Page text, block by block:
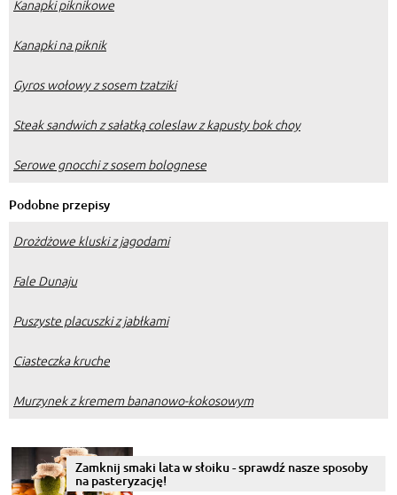
Kanapki piknikowe
Kanapki na piknik
Gyros wołowy z sosem tzatziki
Steak sandwich z sałatką coleslaw z kapusty bok choy
Serowe gnocchi z sosem bolognese
Podobne przepisy
Drożdżowe kluski z jagodami
Fale Dunaju
Puszyste placuszki z jabłkami
Ciasteczka kruche
Murzynek z kremem bananowo-kokosowym
Zamknij smaki lata w słoiku - sprawdź nasze sposoby
na pasteryzację!